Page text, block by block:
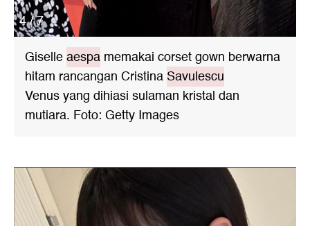
4 / 7
Giselleaespa memakai corset gown berwarna
hitam rancangan Cristina Savulescu
Venus yang dihiasi sulaman kristal dan
mutiara. Foto: Getty Images